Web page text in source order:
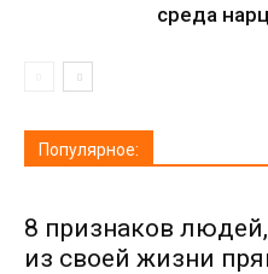
среда
Популярное:
8 признаков
из своей жизни